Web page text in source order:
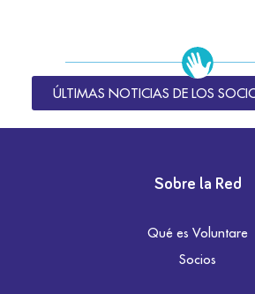
ÚLTIMAS NOTICIAS DE LOS
Sobre la Red
Qué es Voluntare
Socios